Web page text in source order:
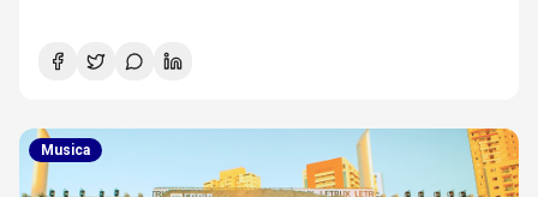
Musica